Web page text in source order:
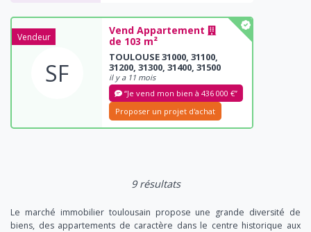
Vendeur
SF
Vend Appartement
de 103 m²
TOULOUSE 31000, 31100,
31200, 31300, 31400, 31500
il y a 11 mois
“Je vend mon bien à 436 000 €”
Proposer un projet d'achat
9 résultats
Le marché immobilier toulousain propose une grande diversité de
biens, des appartements de caractère dans le centre historique aux